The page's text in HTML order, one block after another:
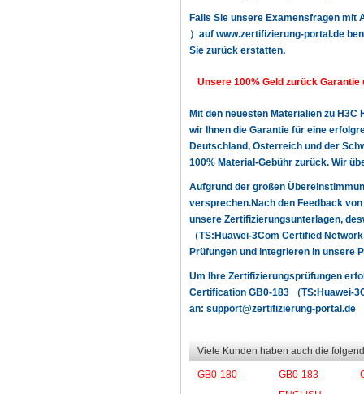
Falls Sie unsere Examensfragen mit
）auf www.zertifizierung-portal.de
Sie zurück erstatten.
Unsere 100% Geld zurück
Mit den neuesten Materialien zu
wir Ihnen die Garantie für eine
Deutschland, Österreich und der
100% Material-Gebühr zurück. Wir
Aufgrund der großen
versprechen.Nach den Feedback
unsere Zertifizierungsunterlagen,
（TS:Huawei-3Com Certified
Prüfungen und integrieren in unsere
Um Ihre Zertifizierungsprüfungen
Certification GB0-183 （TS:Huawei-
an: support@zertifizierung-portal.de
Viele Kunden haben auch die
GB0-180
GB0-183-